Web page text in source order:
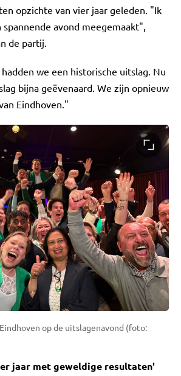
opzichte van vier jaar geleden. "Ik
avond meegemaakt",
de partij.
we een historische uitslag. Nu
bijna geëvenaard. We zijn opnieuw
Eindhoven."
op de uitslagenavond (foto:
jaar met geweldige resultaten'